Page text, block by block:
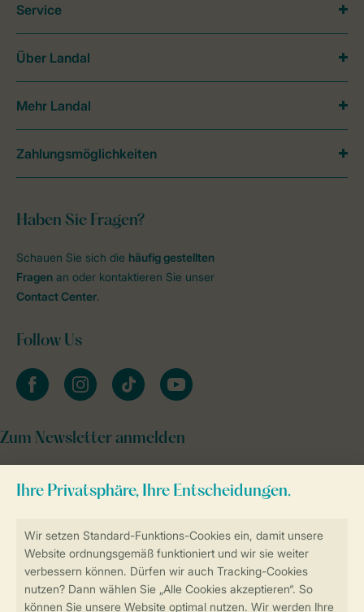
Sicher und schnell zur Online-Buchung
Haben Sie Fragen?
Schauen Sie sich die häufig gestellten
Fragen an oder kontaktieren Sie unser
Contact Center.
Follow Us
facebookinstagramtiktok youtube
Zum Newsletter anmelden
Service
Über Landal
Mehr Landal
Zahlungsmöglichkeiten